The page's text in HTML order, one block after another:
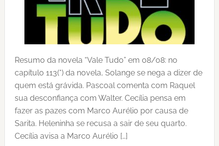
Resumo da novela “Vale Tudo” em 08/08: no
capítulo 113(*) da novela, Solange se nega a dizer de
quem está grávida. Pascoal comenta com Raquel
sua desconfiança com Walter. Cecília pensa em
fazer as pazes com Marco Aurélio por causa de
Sarita. Heleninha se recusa a sair de seu quarto.
Cecília avisa a Marco Aurélio […]